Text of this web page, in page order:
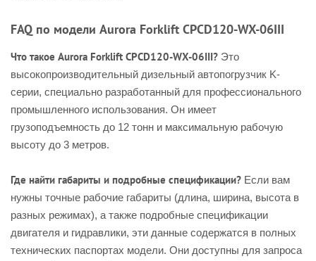
FAQ по модели Aurora Forklift CPCD120-WX-06III
Что такое Aurora Forklift CPCD120-WX-06III? Это
высокопроизводительный дизельный автопогрузчик K-
серии, специально разработанный для профессионального
промышленного использования. Он имеет
грузоподъемность до 12 тонн и максимальную рабочую
высоту до 3 метров.
Где найти габариты и подробные спецификации? Если вам
нужны точные рабочие габариты (длина, ширина, высота в
разных режимах), а также подробные спецификации
двигателя и гидравлики, эти данные содержатся в полных
технических паспортах модели. Они доступны для запроса